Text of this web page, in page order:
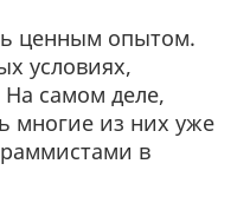
ценным опытом.
условиях,
На самом деле,
многие из них уже
в